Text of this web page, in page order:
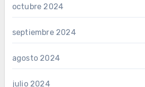
octubre 2024
septiembre 2024
agosto 2024
julio 2024